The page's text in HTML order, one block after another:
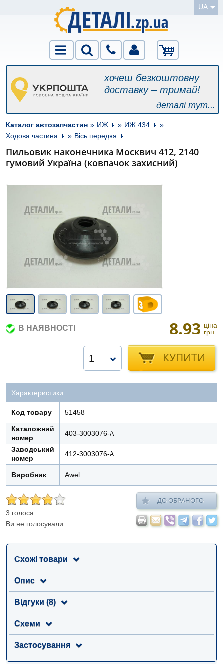
UA
хочеш безкоштовну
доставку – тримай!
деталі тут...
Каталог автозапчастин » ИЖ » ИЖ 434
»
Ходова частина
» Вісь передня
Пильовик наконечника Москвич 412, 2140
гумовий Україна (ковпачок захисний)
В НАЯВНОСТІ 8.93 ціна
грн.
КУПИТИ
1
Характеристики
Код товару 51458
Каталожний
номер
403-3003076-А
Заводський
номер
412-3003076-А
Виробник Awel
3 голоса
Ви не голосували
ДО ОБРАНОГО
Схожі товари
Опис
Відгуки (8)
Схеми
Застосування